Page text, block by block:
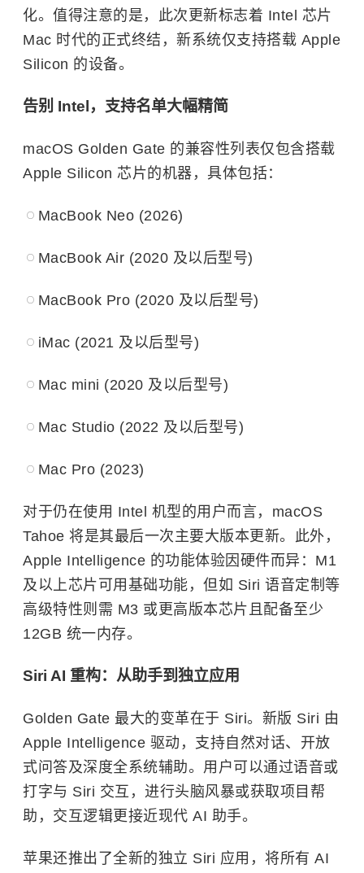
化。值得注意的是，此次更新标志着 Intel 芯片
Mac 时代的正式终结，新系统仅支持搭载 Apple
Silicon 的设备。
告别 Intel，支持名单大幅精简
macOS Golden Gate 的兼容性列表仅包含搭载
Apple Silicon 芯片的机器，具体包括：
MacBook Neo (2026)
MacBook Air (2020 及以后型号)
MacBook Pro (2020 及以后型号)
iMac (2021 及以后型号)
Mac mini (2020 及以后型号)
Mac Studio (2022 及以后型号)
Mac Pro (2023)
对于仍在使用 Intel 机型的用户而言，macOS
Tahoe 将是其最后一次主要大版本更新。此外，
Apple Intelligence 的功能体验因硬件而异：M1
及以上芯片可用基础功能，但如 Siri 语音定制等
高级特性则需 M3 或更高版本芯片且配备至少
12GB 统一内存。
Siri AI 重构：从助手到独立应用
Golden Gate 最大的变革在于 Siri。新版 Siri 由
Apple Intelligence 驱动，支持自然对话、开放
式问答及深度全系统辅助。用户可以通过语音或
打字与 Siri 交互，进行头脑风暴或获取项目帮
助，交互逻辑更接近现代 AI 助手。
苹果还推出了全新的独立 Siri 应用，将所有 AI